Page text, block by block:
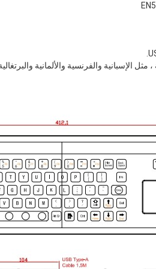
الإسبانية والفرنسية والألمانية